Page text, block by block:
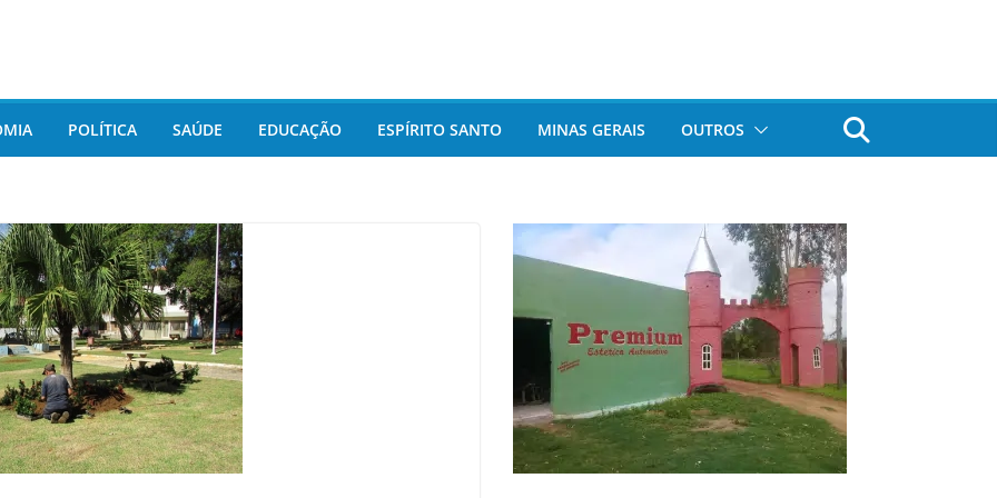
POLÍTICA SAÚDE EDUCAÇÃO ESPÍRITO SANTO MINAS GERAIS OUTROS